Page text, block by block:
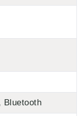
Bluetooth